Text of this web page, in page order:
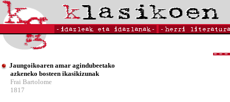
Jaungoikoaren amar agindubeetako
azkeneko bosteen ikasikizunak
Frai Bartolome
1817